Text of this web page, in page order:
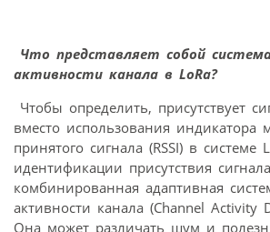
Что представляет собой
активности канала в LoRa?
Чтобы определить, присутствует
вместо использования индикатора
принятого сигнала (RSSI) в системе
идентификации присутствия
комбинированная адаптивная
активности канала (Channel Activity
Она может различать шум и